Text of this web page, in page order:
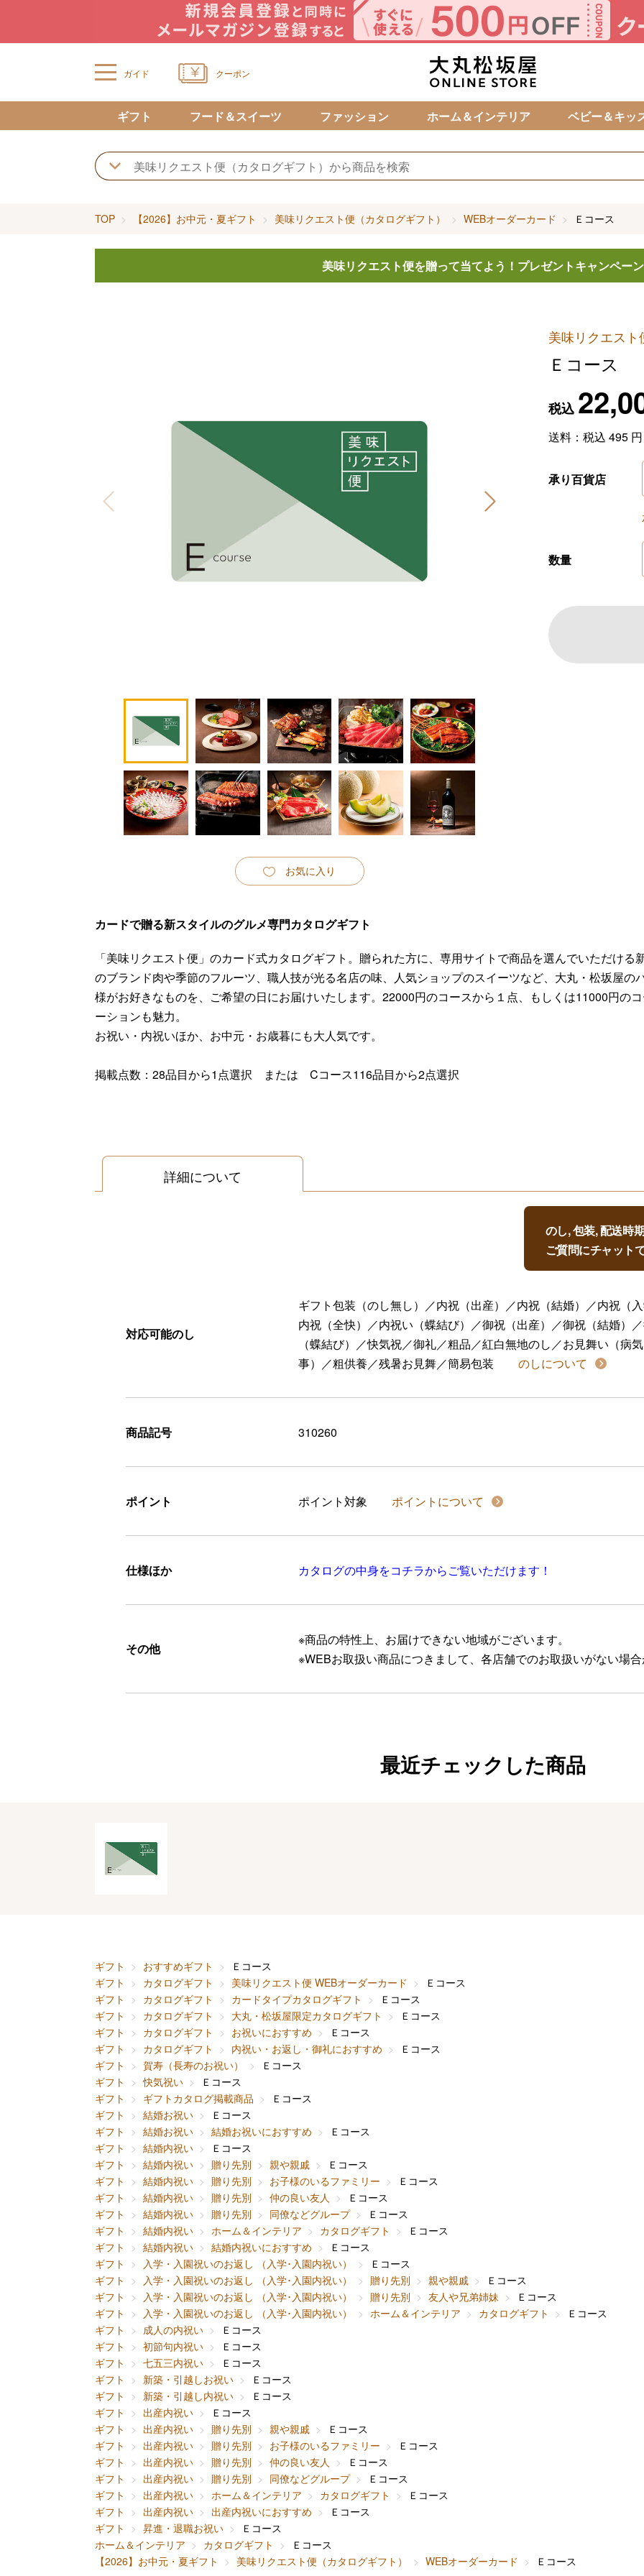
ガイド クーポン
カ
ギフト フード＆スイーツ ファッション ホーム＆インテリア ベビー＆キッ
TOP 【2026】お中元・夏ギフト 美味リクエスト便（カタログギフト） WEBオーダーカード Ｅコース
美味リクエスト便を贈って当てよう！ プレゼントキャンペーン
お気に入り
美味リクエス
Ｅコース
税込
送料：税込 495円
承り百貨店
数量
カードで贈る新スタイルのグルメ専門カタログギフト
「美味リクエスト便」のカード式カタログギフト。贈られた方に、専用サイトで商品を選んでいただけ
のブランド肉や季節のフルーツ、職人技が光る名店の味、人気ショップのスイーツなど、大丸・松坂屋の
様がお好きなものを、ご希望の日にお届けいたします。22000円のコースから１点、もしくは11000円の
ーションも魅力。
お祝い・内祝いほか、お中元・お歳暮にも大人気です。
掲載点数：28品目から1点選択 または Cコース116品目から2点選択
詳細について
のし, 包装, 配送時
ご質問にチャット
対応可能のし
ギフト包装（のし無し）／内祝（出産）／内祝（結婚）／内祝（
内祝（全快）／内祝い（蝶結び）／御祝（出産）／御祝（結婚）
（蝶結び）／快気祝／御礼／粗品／紅白無地のし／お見舞い（病
事）／粗供養／残暑お見舞／簡易包装
のしについて
商品記号 310260
ポイント ポイント対象 ポイントについて
仕様ほか カタログの中身をコチラからご覧いただけます！
その他
※商品の特性上、お届けできない地域がございます。
※WEBお取扱い商品につきまして、各店舗でのお取扱いがない場合
最近チェックした商品
ギフト おすすめギフト
Ｅコース
ギフト
カタログギフト 美味リクエスト便 WEBオーダーカード
Ｅコース
ギフト
カタログギフト カードタイプカタログギフト
Ｅコース
ギフト
カタログギフト 大丸・松坂屋限定カタログギフト
Ｅコース
ギフト
カタログギフト お祝いにおすすめ
Ｅコース
ギフト
カタログギフト 内祝い・お返し・御礼におすすめ
Ｅコース
ギフト
賀寿（長寿のお祝い）
Ｅコース
ギフト
快気祝い
Ｅコース
ギフト
ギフトカタログ掲載商品
Ｅコース
ギフト
結婚お祝い
Ｅコース
ギフト
結婚お祝い 結婚お祝いにおすすめ
Ｅコース
ギフト
結婚内祝い
Ｅコース
ギフト
結婚内祝い 贈り先別 親や親戚
Ｅコース
ギフト
結婚内祝い 贈り先別 お子様のいるファミリー
Ｅコース
ギフト
結婚内祝い 贈り先別 仲の良い友人
Ｅコース
ギフト
結婚内祝い 贈り先別 同僚などグループ
Ｅコース
ギフト
結婚内祝い ホーム＆インテリア カタログギフト
Ｅコース
ギフト
結婚内祝い 結婚内祝いにおすすめ
Ｅコース
ギフト
入学・入園祝いのお返し （入学･入園内祝い）
Ｅコース
ギフト
入学・入園祝いのお返し （入学･入園内祝い） 贈り先別 親や親戚
Ｅコース
ギフト
入学・入園祝いのお返し （入学･入園内祝い） 贈り先別 友人や兄弟姉妹
Ｅコース
ギフト
入学・入園祝いのお返し （入学･入園内祝い） ホーム＆インテリア カタログギフト
Ｅコース
ギフト
成人の内祝い
Ｅコース
ギフト
初節句内祝い
Ｅコース
ギフト
七五三内祝い
Ｅコース
ギフト
新築・引越しお祝い
Ｅコース
ギフト
新築・引越し内祝い
Ｅコース
ギフト
出産内祝い
Ｅコース
ギフト
出産内祝い 贈り先別 親や親戚
Ｅコース
ギフト
出産内祝い 贈り先別 お子様のいるファミリー
Ｅコース
ギフト
出産内祝い 贈り先別 仲の良い友人
Ｅコース
ギフト
出産内祝い 贈り先別 同僚などグループ
Ｅコース
ギフト
出産内祝い ホーム＆インテリア カタログギフト
Ｅコース
ギフト
出産内祝い 出産内祝いにおすすめ
Ｅコース
ギフト
昇進・退職お祝い
Ｅコース
ホーム＆インテリア
カタログギフト
Ｅコース
【2026】お中元・夏ギフト
美味リクエスト便（カタログギフト） WEBオーダーカード Ｅコース